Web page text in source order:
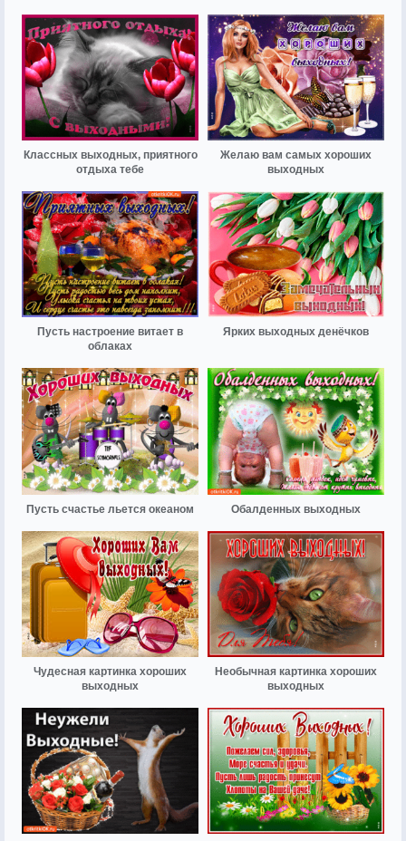
Классных выходных, приятного
отдыха тебе
Желаю вам самых хороших
выходных
Пусть настроение витает в
облаках
Ярких выходных денёчков
Пусть счастье льется океаном Обалденных выходных
Чудесная картинка хороших
выходных
Необычная картинка хороших
выходных